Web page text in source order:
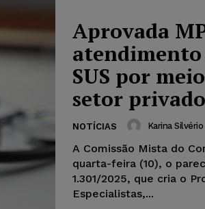
Aprovada
atendimento
SUS por
setor privado
NOTÍCIAS Karina Silvério
A Comissão Mista do
quarta-feira (10), o
1.301/2025, que cria o
Especialistas,...